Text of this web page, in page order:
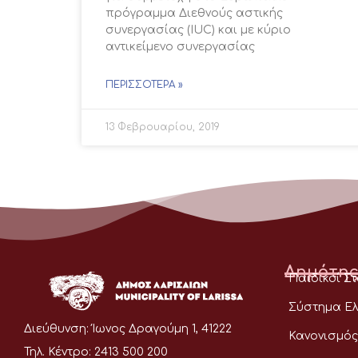
πρόγραμμα Διεθνούς αστικής
συνεργασίας (IUC) και με κύριο
αντικείμενο συνεργασίας
ΠΕΡΙΣΣΌΤΕΡΑ »
13 Φεβρουαρίου, 2019
Διεύθυνση: Ίωνος Δραγούμη 1, 41222
Τηλ. Κέντρο: 2413 500 200
Παιδικοί
Σύστημα